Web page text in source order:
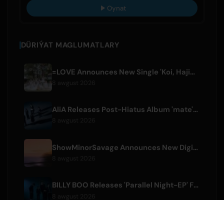
Oynat
DÜRIÝAT MAGLUMATLARY
=LOVE Announces New Single 'Koi, Hajimemashita.' and Tokyo Dome Concerts
AliA Releases Post-Hiatus Album 'mate', Announces Tokyo Live
ShowMinorSavage Announces New Digital Single 'Gradation'
BILLY BOO Releases 'Parallel Night-EP' Featuring TV Drama Theme Song